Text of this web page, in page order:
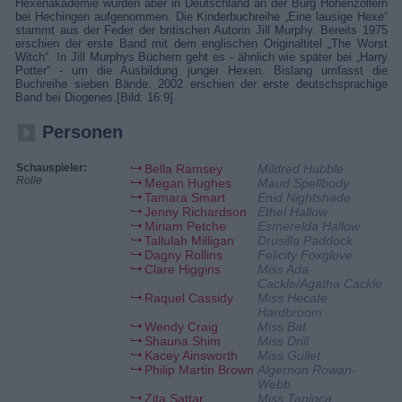
Hexenakademie wurden aber in Deutschland an der Burg Hohenzollern
bei Hechingen aufgenommen. Die Kinderbuchreihe „Eine lausige Hexe“
stammt aus der Feder der britischen Autorin Jill Murphy. Bereits 1975
erschien der erste Band mit dem englischen Originaltitel „The Worst
Witch“. In Jill Murphys Büchern geht es - ähnlich wie später bei „Harry
Potter“ - um die Ausbildung junger Hexen. Bislang umfasst die
Buchreihe sieben Bände. 2002 erschien der erste deutschsprachige
Band bei Diogenes.[Bild: 16:9]
Personen
Schauspieler:
Rolle
Bella Ramsey
Mildred Hubble
Megan Hughes
Maud Spellbody
Tamara Smart
Enid Nightshade
Jenny Richardson
Ethel Hallow
Miriam Petche
Esmerelda Hallow
Tallulah Milligan
Drusilla Paddock
Dagny Rollins
Felicity Foxglove
Clare Higgins
Miss Ada
Cackle/Agatha Cackle
Raquel Cassidy
Miss Hecate
Hardbroom
Wendy Craig
Miss Bat
Shauna Shim
Miss Drill
Kacey Ainsworth
Miss Gullet
Philip Martin Brown Algernon Rowan-
Webb
Zita Sattar
Miss Tapioca